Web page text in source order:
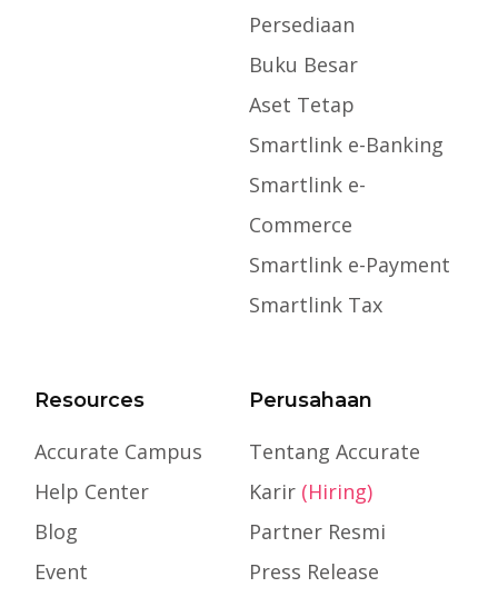
Persediaan
Buku Besar
Aset Tetap
Smartlink e-Banking
Smartlink e-
Commerce
Smartlink e-Payment
Smartlink Tax
Resources
Accurate Campus
Help Center
Blog
Event
Perusahaan
Tentang Accurate
Karir (Hiring)
Partner Resmi
Press Release